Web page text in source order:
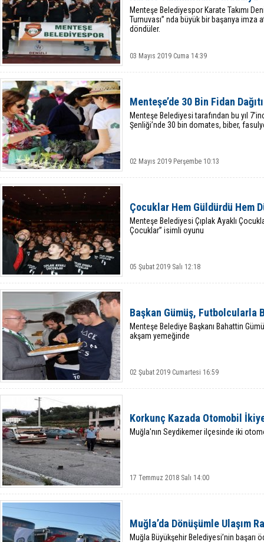
Menteşe Belediyespor Karate Takımı
Turnuvası” nda büyük bir başarıya
döndüler.
03 Mayıs 2019 Cuma 14:39
Menteşe’de 30 Bin Fidan
Menteşe Belediyesi tarafından bu yıl
Şenliği’nde 30 bin domates, biber,
02 Mayıs 2019 Perşembe 10:13
Çocuklar Hem Güldürdü Hem
Menteşe Belediyesi Çıplak Ayaklı
Çocuklar” isimli oyunu
05 Şubat 2019 Salı 12:18
Başkan Gümüş, Futbolcularla
Menteşe Belediye Başkanı Bahattin
akşam yemeğinde
02 Şubat 2019 Cumartesi 16:59
Korkunç Kazada Otomobil
Muğla'nın Seydikemer ilçesinde iki
17 Temmuz 2018 Salı 14:00
Muğla’da Dönüşümle Ulaşım
Muğla Büyükşehir Belediyesi’nin başarı